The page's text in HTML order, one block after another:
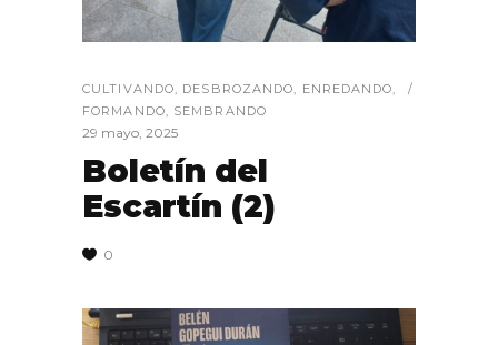
CULTIVANDO DESBROZANDO ENREDANDO
FORMANDO
SEMBRANDO
29 mayo, 2025
Boletín del
Escartín (2)
0